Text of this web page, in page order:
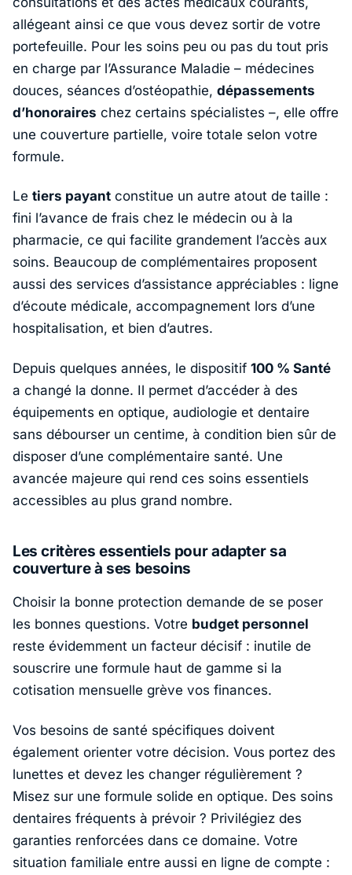
allégeant ainsi ce que vous devez sortir de votre
portefeuille. Pour les soins peu ou pas du tout pris
en charge par l’Assurance Maladie – médecines
douces, séances d’ostéopathie, dépassements
d’honoraires chez certains spécialistes –, elle offre
une couverture partielle, voire totale selon votre
formule.
Le tiers payant constitue un autre atout de taille :
fini l’avance de frais chez le médecin ou à la
pharmacie, ce qui facilite grandement l’accès aux
soins. Beaucoup de complémentaires proposent
aussi des services d’assistance appréciables : ligne
d’écoute médicale, accompagnement lors d’une
hospitalisation, et bien d’autres.
Depuis quelques années, le dispositif 100 % Santé
a changé la donne. Il permet d’accéder à des
équipements en optique, audiologie et dentaire
sans débourser un centime, à condition bien sûr de
disposer d’une complémentaire santé. Une
avancée majeure qui rend ces soins essentiels
accessibles au plus grand nombre.
Les critères essentiels pour adapter sa
couverture à ses besoins
Choisir la bonne protection demande de se poser
les bonnes questions. Votre budget personnel
reste évidemment un facteur décisif : inutile de
souscrire une formule haut de gamme si la
cotisation mensuelle grève vos finances.
Vos besoins de santé spécifiques doivent
également orienter votre décision. Vous portez des
lunettes et devez les changer régulièrement ?
Misez sur une formule solide en optique. Des soins
dentaires fréquents à prévoir ? Privilégiez des
garanties renforcées dans ce domaine. Votre
situation familiale entre aussi en ligne de compte :